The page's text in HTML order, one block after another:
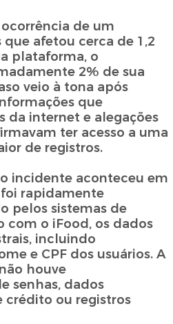
de um
afetou cerca de 1,2
plataforma, o
2% de sua
veio à tona após
que
da internet e alegações
ter acesso a uma
de registros.
incidente aconteceu em
rapidamente
pelos sistemas de
com o iFood, os dados
incluindo
e CPF dos usuários. A
houve
senhas, dados
crédito ou registros